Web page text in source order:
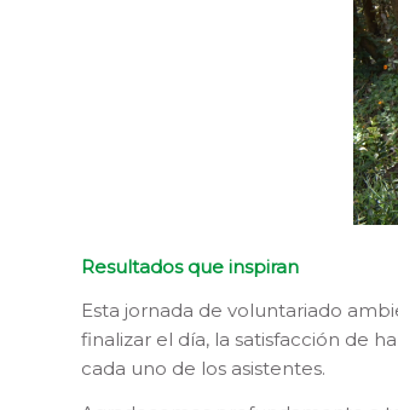
Resultados que inspiran
Esta jornada de voluntariado
finalizar el día, la satisfacción de
cada uno de los asistentes.